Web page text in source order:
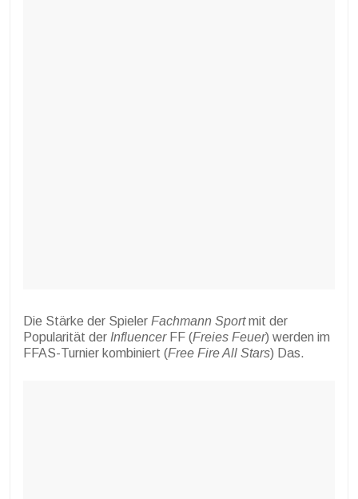
Die Stärke der Spieler Fachmann Sportmit der
Popularität der InfluencerFF (Freies Feuer) werden im
FFAS-Turnier kombiniert (Free Fire All Stars) Das.